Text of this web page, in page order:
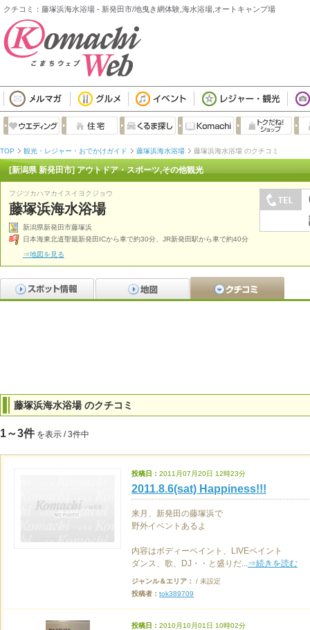
クチコミ：藤塚浜海水浴場 - 新発田市/地曳き網体験,海水浴場,オートキャンプ場
TOP 観光・レジャー・おでかけガイド 藤塚浜海水浴場 藤塚浜海水浴場 のクチコミ
[新潟県 新発田市] アウトドア・スポーツ,その他観光
フジツカハマカイスイヨクジョウ
藤塚浜海水浴場
新潟県新発田市藤塚浜
日本海東北道聖籠新発田ICから車で約30分、JR新発田駅から車で約40分
⇒地図を見る
藤塚浜海水浴場 のクチコミ
1～3件 を表示 / 3件中
投稿日： 2011月07月20日 12時23分
2011.8.6(sat) Happiness!!!
来月、新発田の藤塚浜で
野外イベントあるよ
内容はボディーペイント、LIVEペイント
ダンス、歌、DJ・・と盛りだ...⇒続きを読む
ジャンル＆エリア：
/ 未設定
投稿者： tok389709
投稿日： 2010月10月01日 10時02分